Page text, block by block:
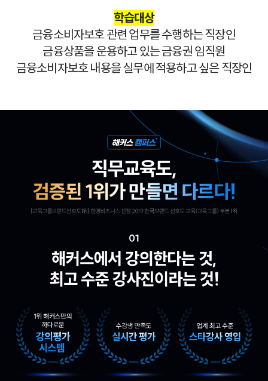
학습대상
금융소비자보호 관련 업무를 수행하는 직장인
금융상품을 운용하고 있는 금융권 임직원
금융소비자보호 내용을 실무에 적용하고 싶은 직장인